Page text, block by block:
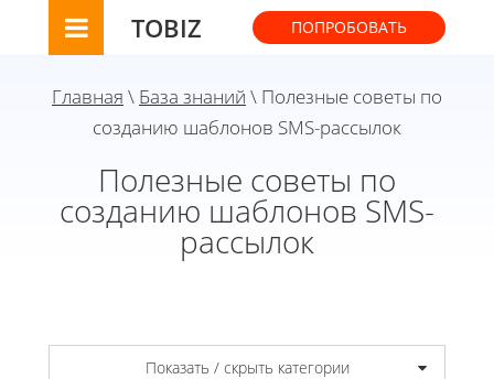
TOBIZ ПОПРОБОВАТЬ
Главная \ База знаний \ Полезные советы по
созданию шаблонов SMS-рассылок
Полезные советы по
созданию шаблонов SMS-
рассылок
Показать / скрыть категории